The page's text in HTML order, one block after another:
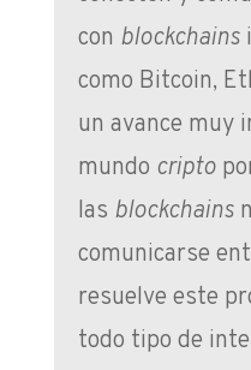
con blockchains
como Bitcoin,
un avance muy
mundo cripto
las blockchains
comunicarse
resuelve este
todo tipo de